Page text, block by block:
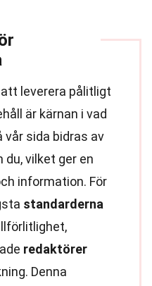
leverera pålitligt
är kärnan i vad
vår sida bidras av
du, vilket ger en
information. För
standarderna
redaktörer
Denna